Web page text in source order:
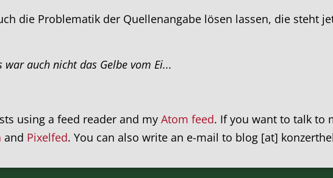
die Problematik der Quellenangabe lösen lassen, die steht
auch nicht das Gelbe vom Ei...
using a feed reader and my Atom feed. If you want to talk to
and Pixelfed. You can also write an e-mail to blog [at]